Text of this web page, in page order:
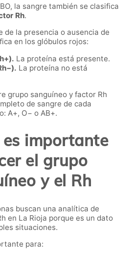
la sangre también se clasifica
Rh.
de la presencia o ausencia de
en los glóbulos rojos:
La proteína está presente.
La proteína no está
grupo sanguíneo y factor Rh
de sangre de cada
A+, O− o AB+.
es importante
el grupo
y el Rh
buscan una analítica de
en La Rioja porque es un dato
situaciones.
para: